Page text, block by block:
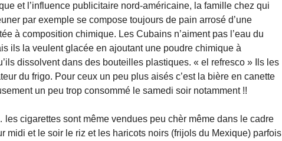
et l’influence publicitaire nord-américaine, la famille chez qui
par exemple se compose toujours de pain arrosé d’une
à composition chimique. Les Cubains n’aiment pas l’eau du
ils la veulent glacée en ajoutant une poudre chimique à
dissolvent dans des bouteilles plastiques. « el refresco » Ils les
du frigo. Pour ceux un peu plus aisés c’est la bière en canette
un peu trop consommé le samedi soir notamment !!
cigarettes sont même vendues peu chèr même dans le cadre
midi et le soir le riz et les haricots noirs (frijols du Mexique) parfois